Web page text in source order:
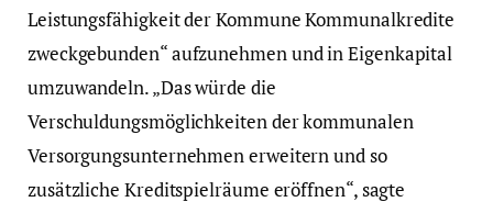
Leistungsfähigkeit der Kommune Kommunalkredite
zweckgebunden“ aufzunehmen und in Eigenkapital
umzuwandeln. „Das würde die
Verschuldungsmöglichkeiten der kommunalen
Versorgungsunternehmen erweitern und so
zusätzliche Kreditspielräume eröffnen“, sagte